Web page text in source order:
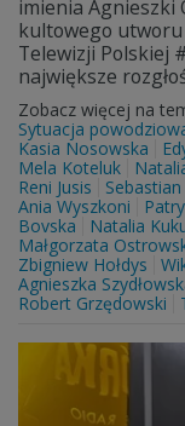
imienia Agnieszki
kultowego utworu
Telewizji Polskiej
największe
Zobacz więcej na
Sytuacja
Kasia Nosowska
Mela Koteluk
Reni Jusis
Ania Wyszkoni
Bovska
Natalia
Małgorzata
Zbigniew Hołdys
Agnieszka
Robert Grzędowski